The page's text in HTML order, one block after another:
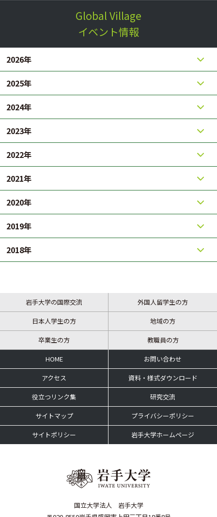
Global Village
イベント情報
2026年
2025年
2024年
2023年
2022年
2021年
2020年
2019年
2018年
岩手大学の国際交流 外国人留学生の方
日本人学生の方 地域の方
卒業生の方 教職員の方
HOME お問い合わせ
アクセス 資料・様式ダウンロード
役立つリンク集 研究交流
サイトマップ プライバシーポリシー
サイトポリシー 岩手大学ホームページ
国立大学法人 岩手大学